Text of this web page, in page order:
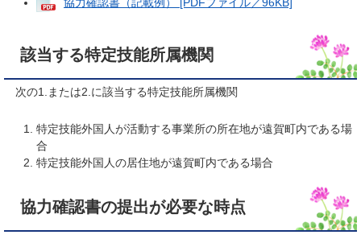
該当する特定技能所属機関
次の1.または2.に該当する特定技能所属機関
特定技能外国人が活動する事業所の所在地が遠賀町内である場
合
特定技能外国人の居住地が遠賀町内である場合
協力確認書の提出が必要な時点